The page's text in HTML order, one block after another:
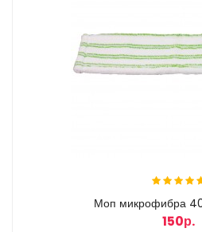
Моп микрофибра
150р.